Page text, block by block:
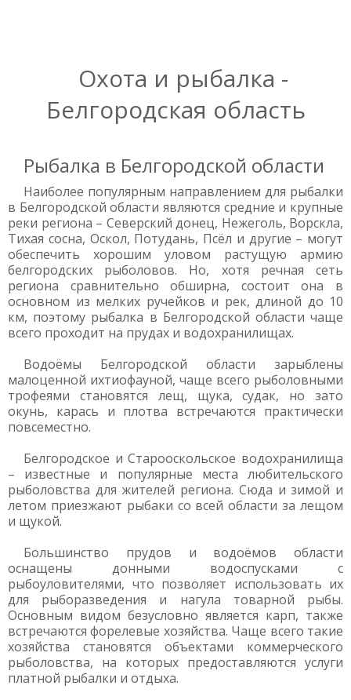
Охота и рыбалка -
Белгородская область
Рыбалка в Белгородской области
Наиболее популярным направлением для рыбалки
в Белгородской области являются средние и крупные
реки региона – Северский донец, Нежеголь, Ворскла,
Тихая сосна, Оскол, Потудань, Псёл и другие – могут
обеспечить хорошим уловом растущую армию
белгородских рыболовов. Но, хотя речная сеть
региона сравнительно обширна, состоит она в
основном из мелких ручейков и рек, длиной до 10
км, поэтому рыбалка в Белгородской области чаще
всего проходит на прудах и водохранилищах.
Водоёмы Белгородской области зарыблены
малоценной ихтиофауной, чаще всего рыболовными
трофеями становятся лещ, щука, судак, но зато
окунь, карась и плотва встречаются практически
повсеместно.
Белгородское и Старооскольское водохранилища
– известные и популярные места любительского
рыболовства для жителей региона. Сюда и зимой и
летом приезжают рыбаки со всей области за лещом
и щукой.
Большинство прудов и водоёмов области
оснащены донными водоспусками с
рыбоуловителями, что позволяет использовать их
для рыборазведения и нагула товарной рыбы.
Основным видом безусловно является карп, также
встречаются форелевые хозяйства. Чаще всего такие
хозяйства становятся объектами коммерческого
рыболовства, на которых предоставляются услуги
платной рыбалки и отдыха.